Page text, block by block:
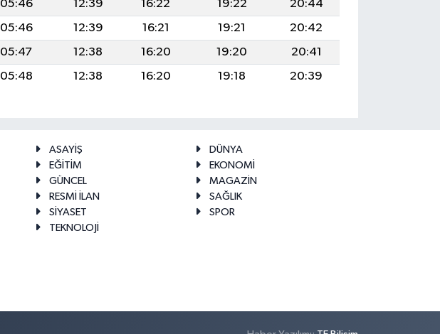
05:46 12:39 16:22 19:22
20:44
05:46 12:39 16:21 19:21
20:42
05:47 12:38 16:20 19:20
20:41
05:48 12:38 16:20 19:18 20:39
ASAYİŞ
DÜNYA
EĞİTİM
EKONOMİ
GÜNCEL
MAGAZİN
RESMİ İLAN
SAĞLIK
SİYASET
SPOR
TEKNOLOJİ